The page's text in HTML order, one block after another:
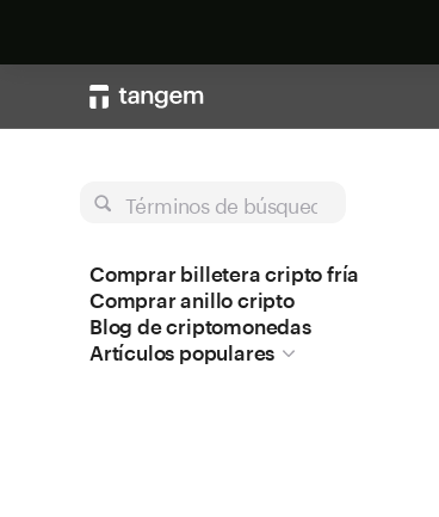
Términos de búsqueda
Comprar billetera cripto fría
Comprar anillo cripto
Blog de criptomonedas
Artículos populares